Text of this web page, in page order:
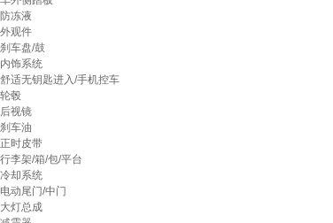
防冻液
外观件
刹车盘/鼓
内饰系统
舒适无钥匙进入/手机控车
轮毂
后视镜
刹车油
正时皮带
行李架/箱/包/平台
冷却系统
电动尾门/中门
大灯总成